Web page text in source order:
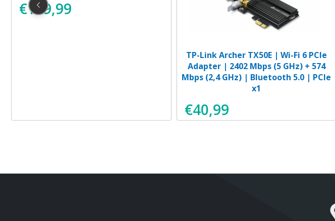
€109,99
TP-Link Archer TX50E | Wi-Fi 6 PCIe
Adapter | 2402 Mbps (5 GHz) + 574
Mbps (2,4 GHz) | Bluetooth 5.0 | PCIe
x1
€40,99